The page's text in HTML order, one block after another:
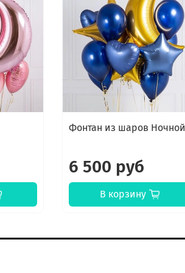
Фонтан из шаров Ночной
6 500 руб
В корзину